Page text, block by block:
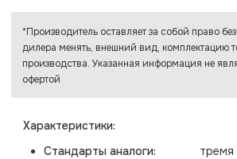
Характеристики:
Стандарты аналоги:
*Производитель оставляет за собой право
дилера менять, внешний вид, комплектацию
производства. Указанная информация не
офертой